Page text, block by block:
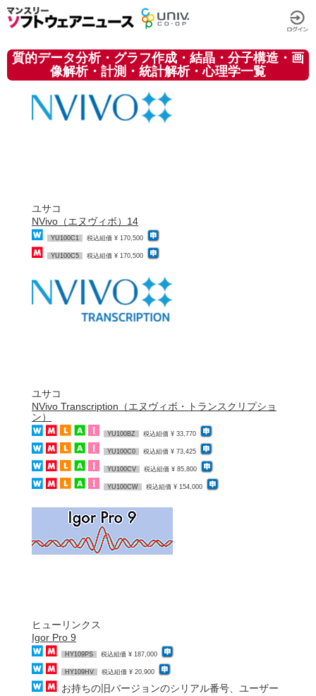
質的データ分析・グラフ作成・結晶・分子構造・画
像解析・計測・統計解析・心理学一覧
ユサコ
NVivo（エヌヴィボ）14
YU100C1 税込組価 ¥ 170,500
YU100C5 税込組価 ¥ 170,500
ユサコ
NVivo Transcription（エヌヴィボ・トランスクリプショ
ン）
YU100BZ 税込組価 ¥ 33,770
YU100C0 税込組価 ¥ 73,425
YU100CV 税込組価 ¥ 85,800
YU100CW 税込組価 ¥ 154,000
ヒューリンクス
Igor Pro 9
HY109PS 税込組価 ¥ 187,000
HY109HV 税込組価 ¥ 20,900
お持ちの旧バージョンのシリアル番号、ユーザー